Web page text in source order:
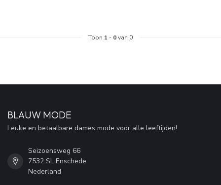
Toon 1 - 0van 0
BLAUW MODE
Leuke en betaalbare dames mode voor alle leeftijden!
Seizoensweg 66
7532 SL Enschede
Nederland